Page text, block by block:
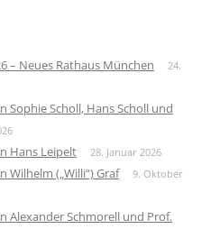
– Neues Rathaus München
24.
Sophie Scholl, Hans Scholl und
Hans Leipelt 28. Januar 2026
Wilhelm („Willi“) Graf
9. Oktober
Alexander Schmorell und Prof.